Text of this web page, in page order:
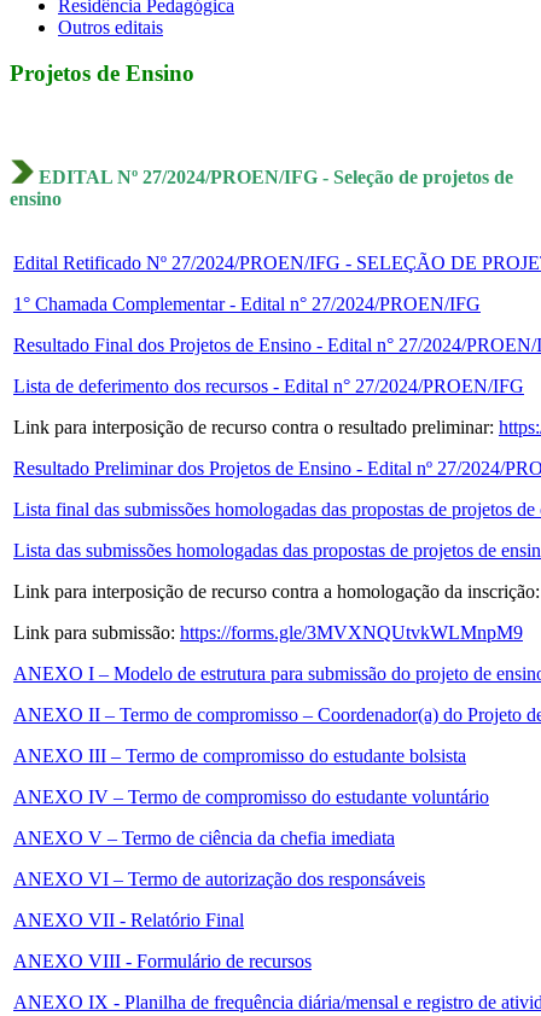
Residência Pedagógica
Outros editais
Projetos de Ensino
EDITAL Nº 27/2024/PROEN/IFG - Seleção de projetos de
ensino
Edital Retificado Nº 27/2024/PROEN/IFG - SELEÇÃO DE
1° Chamada Complementar - Edital n° 27/2024/PROEN/IFG
Resultado Final dos Projetos de Ensino - Edital n° 27/2024/
Lista de deferimento dos recursos - Edital n° 27/2024/PROEN/IFG
Link para interposição de recurso contra o resultado preliminar:
Resultado Preliminar dos Projetos de Ensino - Edital nº 27/2024/
Lista final das submissões homologadas das propostas de projetos
Lista das submissões homologadas das propostas de projetos de
Link para interposição de recurso contra a homologação da
Link para submissão: https://forms.gle/3MVXNQUtvkWLMnpM9
ANEXO I – Modelo de estrutura para submissão do projeto de
ANEXO II – Termo de compromisso – Coordenador(a) do Projeto
ANEXO III – Termo de compromisso do estudante bolsista
ANEXO IV – Termo de compromisso do estudante voluntário
ANEXO V – Termo de ciência da chefia imediata
ANEXO VI – Termo de autorização dos responsáveis
ANEXO VII - Relatório Final
ANEXO VIII - Formulário de recursos
ANEXO IX - Planilha de frequência diária/mensal e registro de